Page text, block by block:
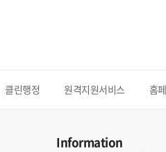
클린행정 원격지원서비스 홈
Information